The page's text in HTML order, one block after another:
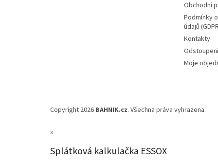
Obchodní
Podmínky
údajů
Kontakty
Moje
Copyright 2026 BAHNIK.cz. Všechna práva vyhrazena.
×
Splátková kalkulačka ESSOX